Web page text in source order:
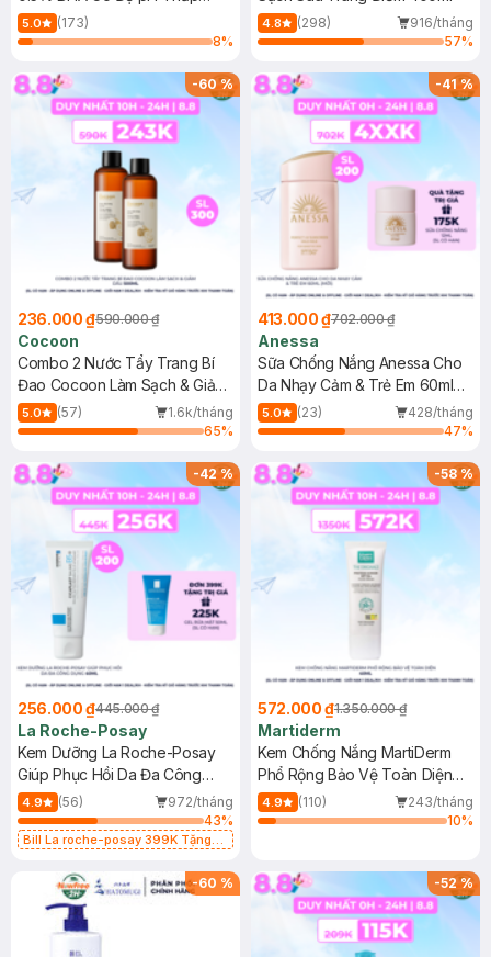
150ml
5.0
(173)
8%
4.8 (298)
916/tháng
57%
-60%
236.000 ₫590.000 ₫
Cocoon
Combo 2 Nước Tẩy Trang Bí
Đao Cocoon Làm Sạch & Giảm
Dầu 500ml
5.0 (57)
1.6k/tháng
65%
-41%
413.000 ₫702.000 ₫
Anessa
Sữa Chống Nắng Anessa Cho
Da Nhạy Cảm & Trẻ Em 60ml
(Mới)
5.0 (23)
428/tháng
47%
-42%
256.000 ₫445.000 ₫
La Roche-Posay
Kem Dưỡng La Roche-Posay
Giúp Phục Hồi Da Đa Công
Dụng 40ml
4.9 (56)
972/tháng
43%
Bill La roche-posay 399K Tặng
(SL có hạn)
-58%
572.000 ₫1.350.000 ₫
Martiderm
Kem Chống Nắng MartiDerm
Phổ Rộng Bảo Vệ Toàn Diện
40ml
4.9 (110)
243/tháng
10%
-60 % -52%